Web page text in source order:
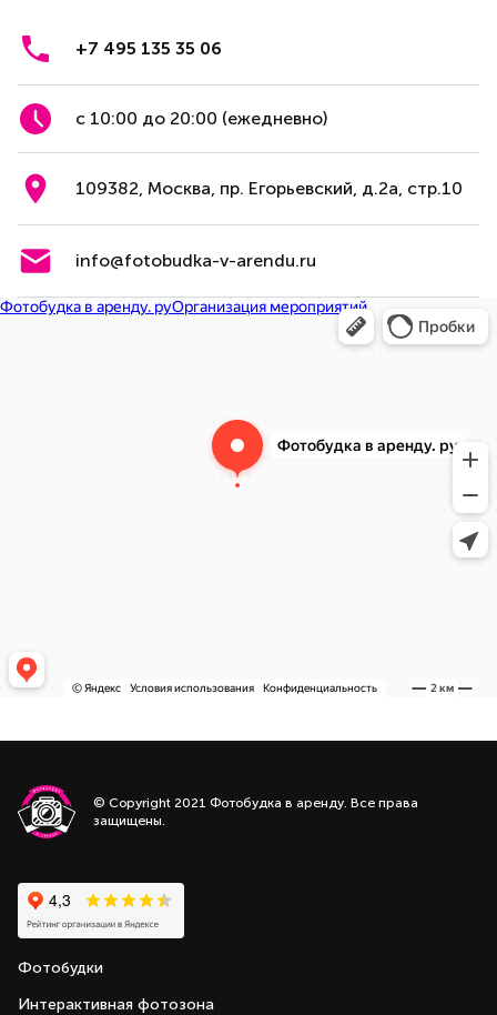
+7 495 135 35 06
с 10:00 до 20:00 (ежедневно)
109382, Москва, пр. Егорьевский, д.2а, стр.10
info@fotobudka-v-arendu.ru
© Copyright 2021 Фотобудка в аренду. Все права
защищены.
Фотобудки
Интерактивная фотозона